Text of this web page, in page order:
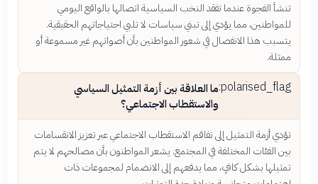
تنشأ الفجوة عندما تفقد النخب السياسية اتصالها بالواقع اليومي
للمواطنين، مما يؤدي إلى تبني سياسات لا تلبي احتياجاتهم الحقيقية.
يتسبب هذا الانفصال في شعور المواطنين بأن أصواتهم غير مسموعة أو
ممثلة.
polarised_flag: ما العلاقة بين أزمة التمثيل السياسي
والاستقطاب الاجتماعي؟
تؤدي أزمة التمثيل إلى تفاقم الاستقطاب الاجتماعي عبر تعزيز الانقسامات
بين الفئات المختلفة في المجتمع. يشعر المواطنون بأن مصالحهم لا يتم
تمثيلها بشكل كافٍ، مما يدفعهم إلى الانضمام لمجموعات ذات